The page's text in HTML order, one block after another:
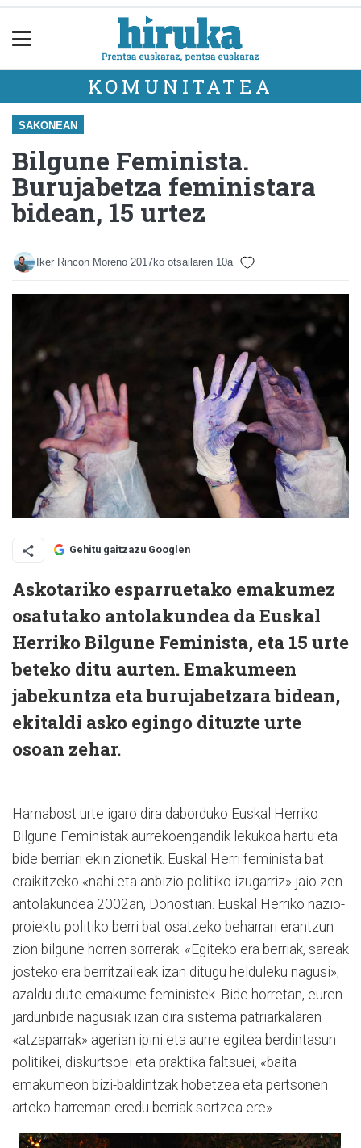
KOMUNITATEA
SAKONEAN
Bilgune Feminista.
Burujabetza feministara
bidean, 15 urtez
Iker Rincon Moreno 2017ko otsailaren 10a
Gehitu gaitzazu Googlen
Askotariko esparruetako emakumez
osatutako antolakundea da Euskal
Herriko Bilgune Feminista, eta 15 urte
beteko ditu aurten. Emakumeen
jabekuntza eta burujabetzara bidean,
ekitaldi asko egingo dituzte urte
osoan zehar.
Hamabost urte igaro dira daborduko Euskal Herriko
Bilgune Feministak aurrekoengandik lekukoa hartu eta
bide berriari ekin zionetik. Euskal Herri feminista bat
eraikitzeko «nahi eta anbizio politiko izugarriz» jaio zen
antolakundea 2002an, Donostian. Euskal Herriko nazio-
proiektu politiko berri bat osatzeko beharrari erantzun
zion bilgune horren sorrerak. «Egiteko era berriak, sareak
josteko era berritzaileak izan ditugu helduleku nagusi»,
azaldu dute emakume feministek. Bide horretan, euren
jardunbide nagusiak izan dira sistema patriarkalaren
«atzaparrak» agerian ipini eta aurre egitea berdintasun
politikei, diskurtsoei eta praktika faltsuei, «baita
emakumeon bizi-baldintzak hobetzea eta pertsonen
arteko harreman eredu berriak sortzea ere».